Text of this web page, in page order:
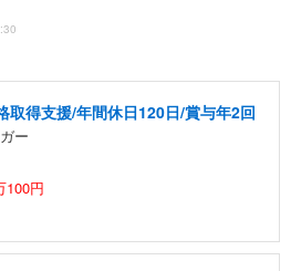
取得支援/年間休日120日/賞与年2回
ー
100円